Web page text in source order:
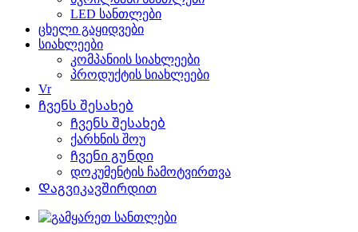
LED სანთლები
ცხელი გაყიდვები
სიახლეები
კომპანიის სიახლეები
პროდუქტის სიახლეები
Vr
Ჩვენს შესახებ
Ჩვენს შესახებ
ქარხნის შოუ
Ჩვენი გუნდი
დოკუმენტის ჩამოტვირთვა
Დაგვიკავშირდით